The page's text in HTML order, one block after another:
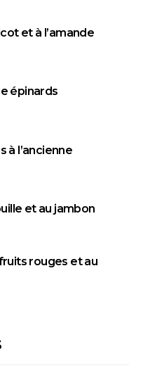
et à l’amande
épinards
à l’ancienne
et au jambon
rouges et au